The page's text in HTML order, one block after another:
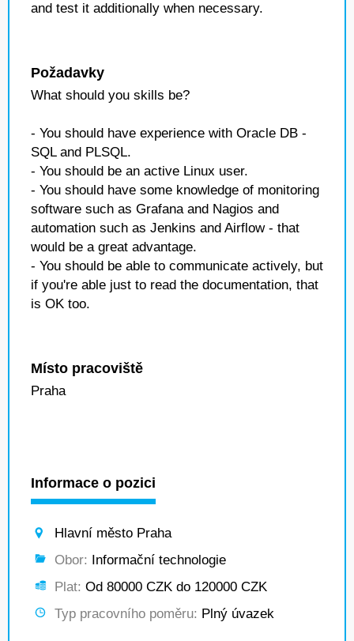
and test it additionally when necessary.
Požadavky
What should you skills be?
- You should have experience with Oracle DB -
SQL and PLSQL.
- You should be an active Linux user.
- You should have some knowledge of monitoring
software such as Grafana and Nagios and
automation such as Jenkins and Airflow - that
would be a great advantage.
- You should be able to communicate actively, but
if you're able just to read the documentation, that
is OK too.
Místo pracoviště
Praha
Informace o pozici
Hlavní město Praha
Obor: Informační technologie
Plat: Od 80000 CZK do 120000 CZK
Typ pracovního poměru: Plný úvazek